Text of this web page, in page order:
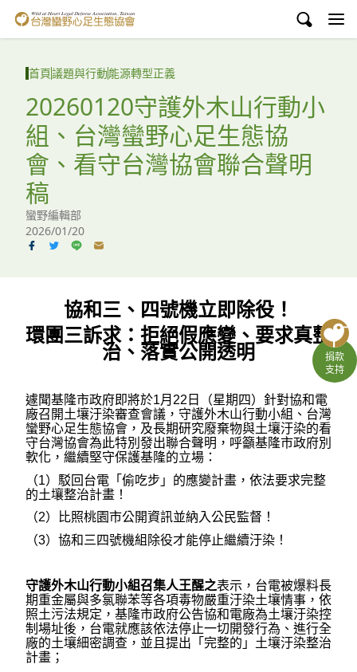
台灣蠻野心足生態協會
環境教育
白海豚媽祖宮
支持蠻野
English
YouTube
捐款
支持
首頁議題與行動能源轉型正義
20260120守護外木山行動小
組、台灣蠻野心足生態協
會、看守台灣協會聯合聲明
稿
蠻野編輯部
2026/01/20
協和三、四號機立即除役！
環團三訴求：拒絕假應變、要求真整
治、落實公開透明
遽聞基隆市政府即將於1月22日（星期四）針對協和電
廠召開土壤汙染審查會議，守護外木山行動小組、台灣
蠻野心足生態協會，及長期研究廢棄物與土壤汙染的看
守台灣協會為此特別發出聯合聲明，呼籲基隆市政府別
軟化，繼續堅守保護基隆的立場：
（1）駁回台電「偷吃步」的應變計畫，依法要求完整
的土壤整治計畫！
（2）比照桃園市公開資訊並納入公民監督！
（3）協和三四號機組除役才能停止繼續汙染！
守護外木山行動小組召集人王醒之表示，台電被爆料長
期重金屬與多氯聯苯等各項毒物嚴重汙染土壤情事，依
照土污法規定，基隆市政府公告協和電廠為土壤汙染控
制場址後，台電就應該依法停止一切開發行為、進行全
廠的土壤細密調查，並且提出「完整的」土壤汙染整治
計畫；